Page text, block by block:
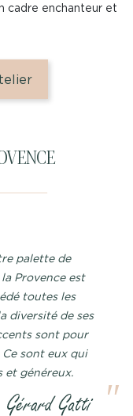
cadre enchanteur et
palette de
Provence est
toutes les
diversité de ses
sont pour
sont eux qui
et généreux.